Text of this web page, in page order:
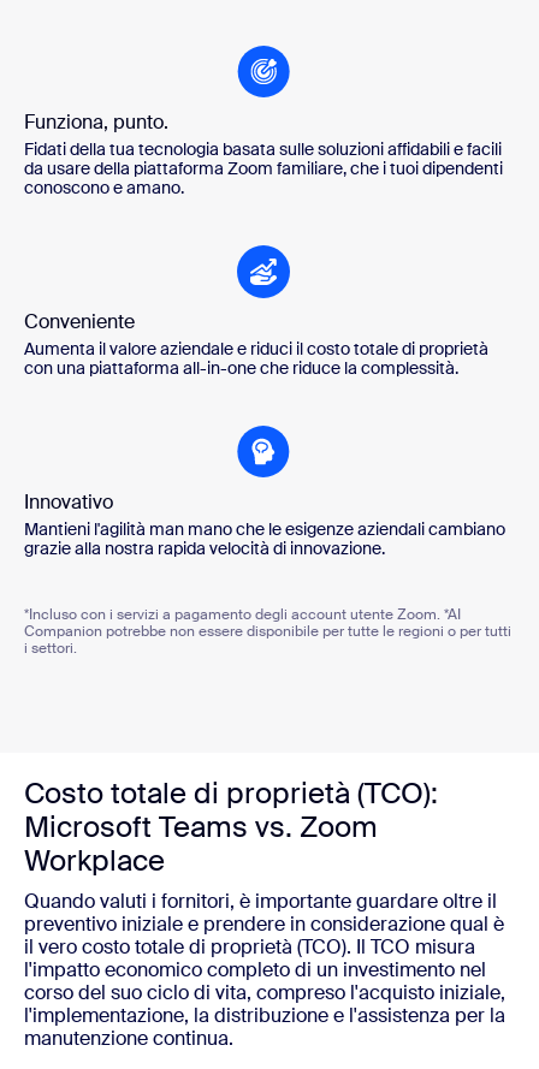
Funziona, punto.
Fidati della tua tecnologia basata sulle soluzioni affidabili e facili
da usare della piattaforma Zoom familiare, che i tuoi dipendenti
conoscono e amano.
Conveniente
Aumenta il valore aziendale e riduci il costo totale di proprietà
con una piattaforma all-in-one che riduce la complessità.
Innovativo
Mantieni l'agilità man mano che le esigenze aziendali cambiano
grazie alla nostra rapida velocità di innovazione.
*Incluso con i servizi a pagamento degli account utente Zoom. *AI
Companion potrebbe non essere disponibile per tutte le regioni o per tutti
i settori.
Costo totale di proprietà (TCO):
Microsoft Teams vs. Zoom
Workplace
Quando valuti i fornitori, è importante guardare oltre il
preventivo iniziale e prendere in considerazione qual è
il vero costo totale di proprietà (TCO). Il TCO misura
l'impatto economico completo di un investimento nel
corso del suo ciclo di vita, compreso l'acquisto iniziale,
l'implementazione, la distribuzione e l'assistenza per la
manutenzione continua.